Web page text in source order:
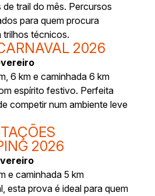
trail do mês. Percursos
para quem procura
trilhos técnicos.
2026
6 km e caminhada 6 km
espírito festivo. Perfeita
competir num ambiente leve
2026
e caminhada 5 km
esta prova é ideal para quem